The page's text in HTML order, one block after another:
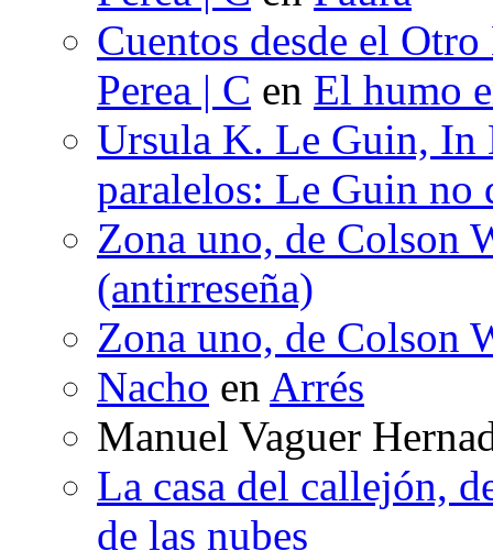
Cuentos desde el
Perea | C en El humo
Ursula K. Le Guin, In
paralelos: Le Guin no
Zona uno, de Colson
(antirreseña)
Zona uno, de Colson
Nacho en Arrés
Manuel Vaguer
La casa del callejón,
de las nubes